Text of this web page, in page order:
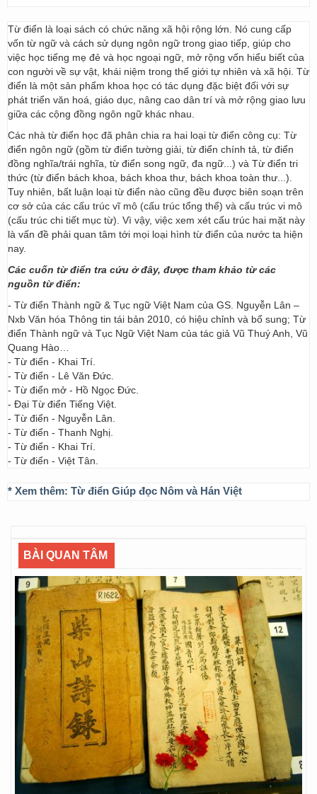
Từ điển là loại sách có chức năng xã hội rộng lớn. Nó cung cấp
vốn từ ngữ và cách sử dụng ngôn ngữ trong giao tiếp, giúp cho
việc học tiếng mẹ đẻ và học ngoại ngữ, mở rộng vốn hiểu biết của
con người về sự vật, khái niệm trong thế giới tự nhiên và xã hội. Từ
điển là một sản phẩm khoa học có tác dụng đặc biệt đối với sự
phát triển văn hoá, giáo dục, nâng cao dân trí và mở rộng giao lưu
giữa các cộng đồng ngôn ngữ khác nhau.
Các nhà từ điển học đã phân chia ra hai loại từ điển công cụ: Từ
điển ngôn ngữ (gồm từ điển tường giải, từ điển chính tả, từ điển
đồng nghĩa/trái nghĩa, từ điển song ngữ, đa ngữ...) và Từ điển tri
thức (từ điển bách khoa, bách khoa thư, bách khoa toàn thư...).
Tuy nhiên, bất luận loại từ điển nào cũng đều được biên soạn trên
cơ sở của các cấu trúc vĩ mô (cấu trúc tổng thể) và cấu trúc vi mô
(cấu trúc chi tiết mục từ). Vì vậy, việc xem xét cấu trúc hai mặt này
là vấn đề phải quan tâm tới mọi loại hình từ điển của nước ta hiện
nay.
Các cuốn từ điển tra cứu ở đây, được tham khảo từ các
nguồn từ điển:
- Từ điển Thành ngữ & Tục ngữ Việt Nam của GS. Nguyễn Lân –
Nxb Văn hóa Thông tin tái bản 2010, có hiệu chỉnh và bổ sung; Từ
điển Thành ngữ và Tục Ngữ Việt Nam của tác giả Vũ Thuý Anh, Vũ
Quang Hào…
- Từ điển - Khai Trí.
- Từ điển - Lê Văn Đức.
- Từ điển mở - Hồ Ngọc Đức.
- Đại Từ điển Tiếng Việt.
- Từ điển - Nguyễn Lân.
- Từ điển - Thanh Nghị.
- Từ điển - Khai Trí.
- Từ điển - Việt Tân.
* Xem thêm: Từ điển Giúp đọc Nôm và Hán Việt
BÀI QUAN TÂM